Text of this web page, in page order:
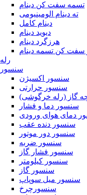
تسمه سفت کن دینام
ته دینام الومینیومی
دینام کامل
دیوید دینام
هرزگرد دینام
سفت کن تسمه دینام
رله
سنسور
سنسور اکسیژن
سنسور حرارتی
گاز (رله خرگوشی)
سنسور دما و فشار
دمای هوای ورودی
سنسور دنده عقب
سنسور دور موتور
سنسور ضربه
سنسور فشار گاز
سنسور کیلومتر
سنسور گاز
سنسور میل سوپاپ
سنسورچرخ